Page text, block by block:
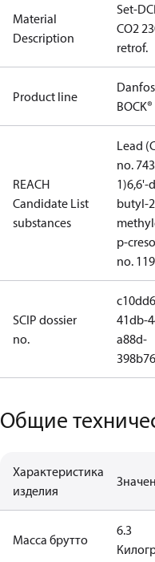
Material
Description
Set-
CO2
retrof.
Product line
BOCK®
REACH
Candidate List
substances
Lead
no.
1)6,6'-
butyl-
p-
no.
SCIP dossier
no.
41db-
a88d-
Общие
Характеристика
изделия
Масса брутто
6.3